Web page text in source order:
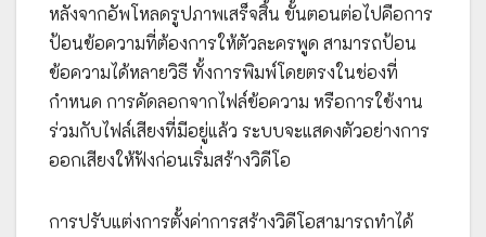
หลังจากอัพโหลดรูปภาพเสร็จสิ้น ขั้นตอนต่อไปคือการ
ป้อนข้อความที่ต้องการให้ตัวละครพูด สามารถป้อน
ข้อความได้หลายวิธี ทั้งการพิมพ์โดยตรงในช่องที่
กำหนด การคัดลอกจากไฟล์ข้อความ หรือการใช้งาน
ร่วมกับไฟล์เสียงที่มีอยู่แล้ว ระบบจะแสดงตัวอย่างการ
ออกเสียงให้ฟังก่อนเริ่มสร้างวิดีโอ
การปรับแต่งการตั้งค่าการสร้างวิดีโอสามารถทำได้